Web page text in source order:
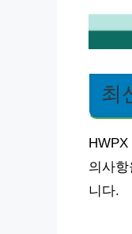
최
의사
니다.